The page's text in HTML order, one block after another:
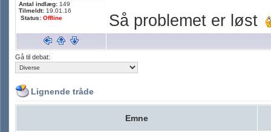
Antal indlæg: 149
Tilmeldt: 19.01.16
Status: Offline Så problemet er løst
Gå til debat:
Lignende tråde
Emne